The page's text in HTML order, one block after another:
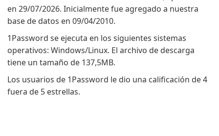
en 29/07/2026. Inicialmente fue agregado a nuestra
base de datos en 09/04/2010.
1Password se ejecuta en los siguientes sistemas
operativos: Windows/Linux. El archivo de descarga
tiene un tamaño de 137,5MB.
Los usuarios de 1Password le dio una calificación de 4
fuera de 5 estrellas.